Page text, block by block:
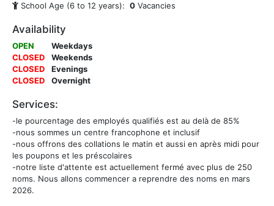
School Age (6 to 12 years): 0 Vacancies
Availability
OPEN
Weekdays
CLOSED
Weekends
CLOSED
Evenings
CLOSED
Overnight
Services:
-le pourcentage des employés qualifiés est au delà de 85%
-nous sommes un centre francophone et inclusif
-nous offrons des collations le matin et aussi en après midi pour
les poupons et les préscolaires
-notre liste d'attente est actuellement fermé avec plus de 250
noms. Nous allons commencer a reprendre des noms en mars
2026.